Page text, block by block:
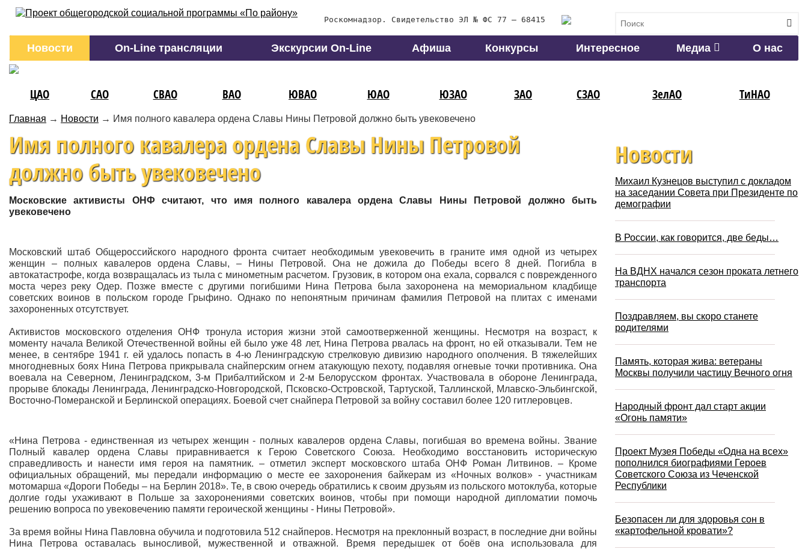
Роскомнадзор. Свидетельство ЭЛ № ФС 77 – 68415
Новости On-Line трансляции Экскурсии On-Line Афиша Конкурсы Интересное Медиа О нас
ЦАО САО СВАО ВАО ЮВАО ЮАО ЮЗАО ЗАО СЗАО ЗелАО ТиНАО
Главная → Новости → Имя полного кавалера ордена Славы Нины Петровой должно быть увековечено
Имя полного кавалера ордена Славы Нины Петровой
должно быть увековечено
Московские активисты ОНФ считают, что имя полного кавалера ордена Славы Нины Петровой должно быть
увековечено
Московский штаб Общероссийского народного фронта считает необходимым увековечить в граните имя одной из четырех
женщин – полных кавалеров ордена Славы, – Нины Петровой. Она не дожила до Победы всего 8 дней. Погибла в
автокатастрофе, когда возвращалась из тыла с минометным расчетом. Грузовик, в котором она ехала, сорвался с поврежденного
моста через реку Одер. Позже вместе с другими погибшими Нина Петрова была захоронена на мемориальном кладбище
советских воинов в польском городе Грыфино. Однако по непонятным причинам фамилия Петровой на плитах с именами
захороненных отсутствует.
Активистов московского отделения ОНФ тронула история жизни этой самоотверженной женщины. Несмотря на возраст, к
моменту начала Великой Отечественной войны ей было уже 48 лет, Нина Петрова рвалась на фронт, но ей отказывали. Тем не
менее, в сентябре 1941 г. ей удалось попасть в 4-ю Ленинградскую стрелковую дивизию народного ополчения. В тяжелейших
многодневных боях Нина Петрова прикрывала снайперским огнем атакующую пехоту, подавляя огневые точки противника. Она
воевала на Северном, Ленинградском, 3-м Прибалтийском и 2-м Белорусском фронтах. Участвовала в обороне Ленинграда,
прорыве блокады Ленинграда, Ленинградско-Новгородской, Псковско-Островской, Тартуской, Таллинской, Млавско-Эльбингской,
Восточно-Померанской и Берлинской операциях. Боевой счет снайпера Петровой за войну составил более 120 гитлеровцев.
«Нина Петрова - единственная из четырех женщин - полных кавалеров ордена Славы, погибшая во времена войны. Звание
Полный кавалер ордена Славы приравнивается к Герою Советского Союза. Необходимо восстановить историческую
справедливость и нанести имя героя на памятник. – отметил эксперт московского штаба ОНФ Роман Литвинов. – Кроме
официальных обращений, мы передали информацию о месте ее захоронения байкерам из «Ночных волков» - участникам
мотомарша «Дороги Победы – на Берлин 2018». Те, в свою очередь обратились к своим друзьям из польского мотоклуба, которые
долгие годы ухаживают в Польше за захоронениями советских воинов, чтобы при помощи народной дипломатии помочь
решению вопроса по увековечению памяти героической женщины - Нины Петровой».
За время войны Нина Павловна обучила и подготовила 512 снайперов. Несмотря на преклонный возраст, в последние дни войны
Нина Петрова оставалась выносливой, мужественной и отважной. Время передышек от боёв она использовала для
Новости
Михаил Кузнецов выступил с докладом
на заседании Совета при Президенте по
демографии
В России, как говорится, две беды…
На ВДНХ начался сезон проката летнего
транспорта
Поздравляем, вы скоро станете
родителями
Память, которая жива: ветераны
Москвы получили частицу Вечного огня
Народный фронт дал старт акции
«Огонь памяти»
Проект Музея Победы «Одна на всех»
пополнился биографиями Героев
Советского Союза из Чеченской
Республики
Безопасен ли для здоровья сон в
«картофельной кровати»?